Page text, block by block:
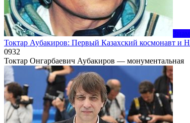
Токтар Аубакиров: Первый Казахский космонавт и
0932
Токтар Онгарбаевич Аубакиров — монументальная